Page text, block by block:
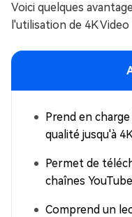
Voici quelques
l'utilisation de 4K
Prend en
qualité jusqu'à
Permet de
chaînes
Comprend un